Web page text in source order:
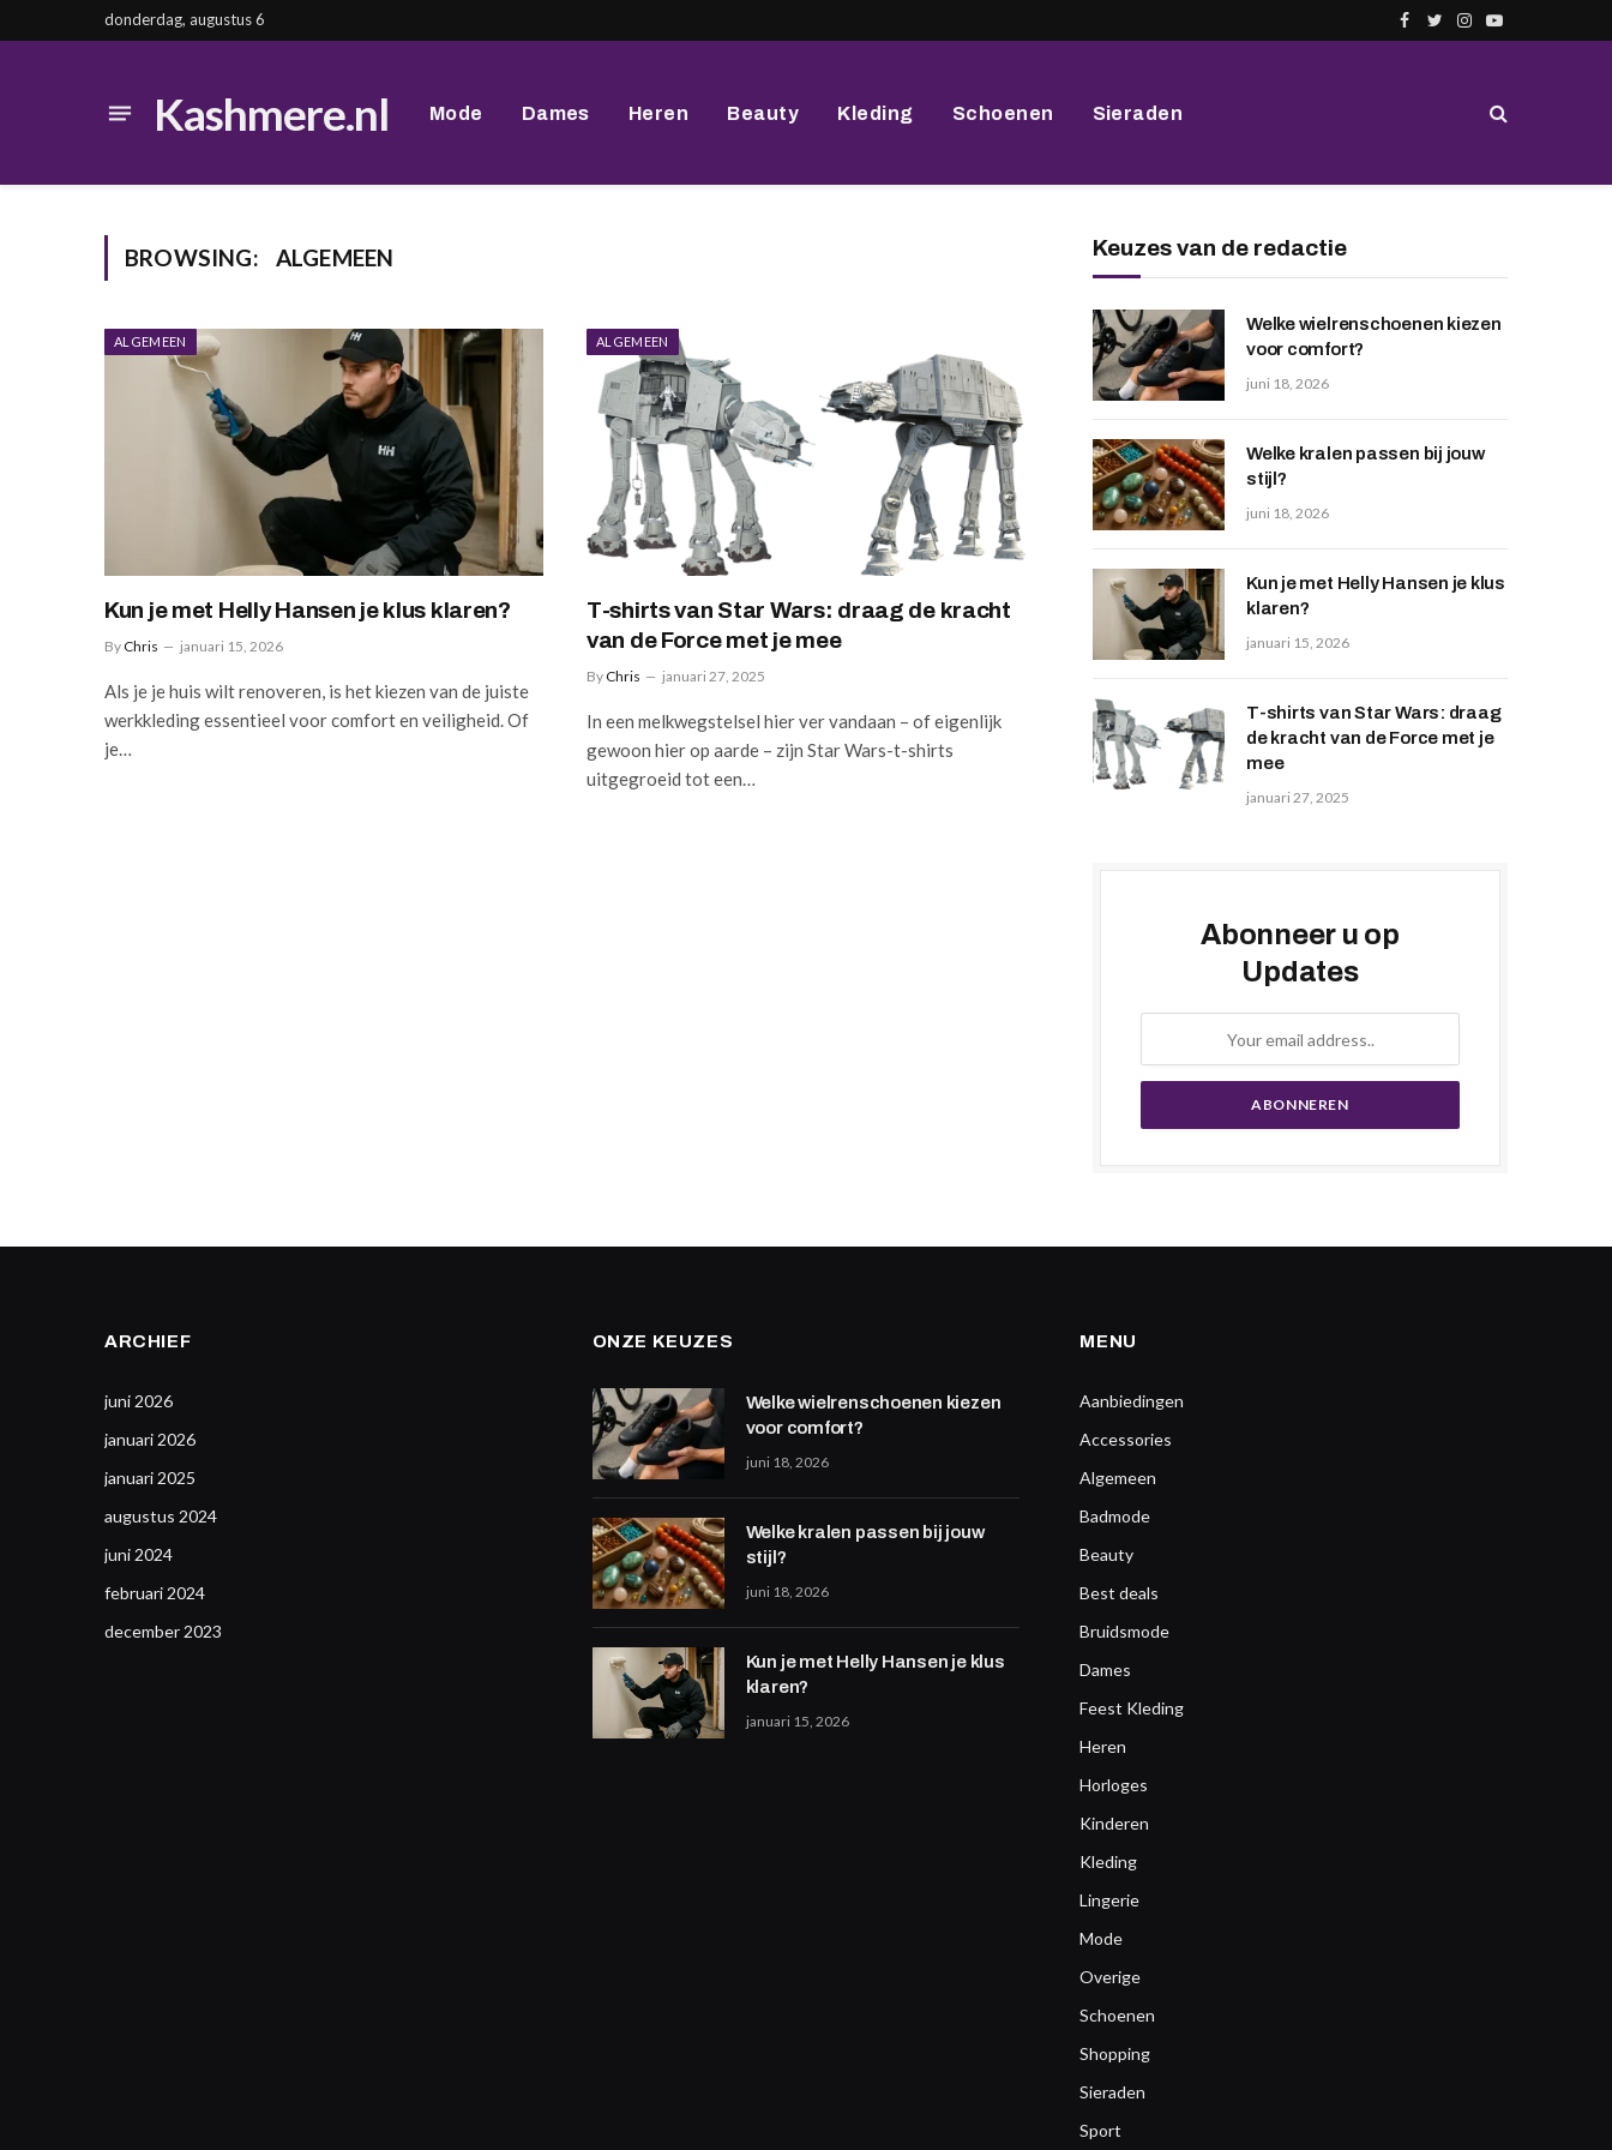
donderdag, augustus 6
Facebook
TwitterInstagram
YouTube
Kashmere.nl Mode Dames Heren Beauty Kleding Schoenen Sieraden
BROWSING: ALGEMEEN
ALGEMEEN
Kun je met Helly Hansen je klus klaren?
By Chris januari 15, 2026
Als je je huis wilt renoveren, is het kiezen van de juiste
werkkleding essentieel voor comfort en veiligheid. Of
je…
ALGEMEEN
T-shirts van Star Wars: draag de kracht
van de Force met je mee
By Chris januari 27, 2025
In een melkwegstelsel hier ver vandaan – of eigenlijk
gewoon hier op aarde – zijn Star Wars-t-shirts
uitgegroeid tot een…
Keuzes van de redactie
Welke wielrenschoenen kiezen
voor comfort?
juni 18, 2026
Welke kralen passen bij jouw
stijl?
juni 18, 2026
Kun je met Helly Hansen je klus
klaren?
januari 15, 2026
T-shirts van Star Wars: draag
de kracht van de Force met je
mee
januari 27, 2025
Abonneer u op
Updates
ARCHIEF
juni 2026
januari 2026
januari 2025
augustus 2024
juni 2024
februari 2024
december 2023
ONZE KEUZES
Welke wielrenschoenen kiezen
voor comfort?
juni 18, 2026
Welke kralen passen bij jouw
stijl?
juni 18, 2026
Kun je met Helly Hansen je klus
klaren?
januari 15, 2026
MENU
Aanbiedingen
Accessories
Algemeen
Badmode
Beauty
Best deals
Bruidsmode
Dames
Feest Kleding
Heren
Horloges
Kinderen
Kleding
Lingerie
Mode
Overige
Schoenen
Shopping
Sieraden
Sport